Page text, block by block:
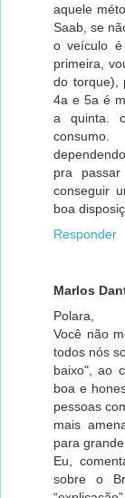
aquele
Saab, se
o veículo
primeira,
do torque),
4a e 5a é
a quinta.
consumo.
pra
conseguir
boa
Responder
Marlos
Polara,
Você não
todos nós
baixo", ao
boa e
pessoas
mais
para
Eu,
sobre o